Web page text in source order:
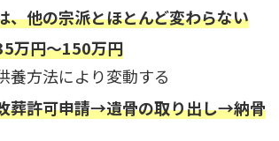
、他の宗派とほとんど変わらない
万円～150万円
方法により変動する
葬許可申請→遺骨の取り出し→納骨